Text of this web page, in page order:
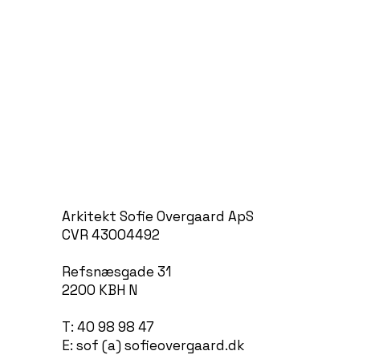
Arkitekt Sofie Overgaard ApS
CVR 43004492
Refsnæsgade 31
2200 KBH N
T: 40 98 98 47
E: sof (a) sofieovergaard.dk